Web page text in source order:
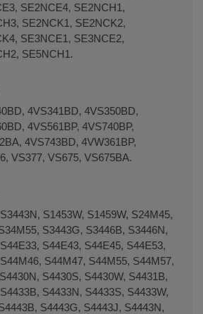
SE2NCE4, SE2NCH1,
SE2NCK1, SE2NCK2,
SE3NCE1, SE3NCE2,
SE5NCH1.
4VS341BD, 4VS350BD,
4VS561BP, 4VS740BP,
4VS743BD, 4VW361BP,
VS377, VS675, VS675BA.
S1453W, S1459W, S24M45,
S3443G, S3446B, S3446N,
S44E43, S44E45, S44E53,
S44M47, S44M55, S44M57,
S4430S, S4430W, S4431B,
S4433N, S4433S, S4433W,
S4443G, S4443J, S4443N,